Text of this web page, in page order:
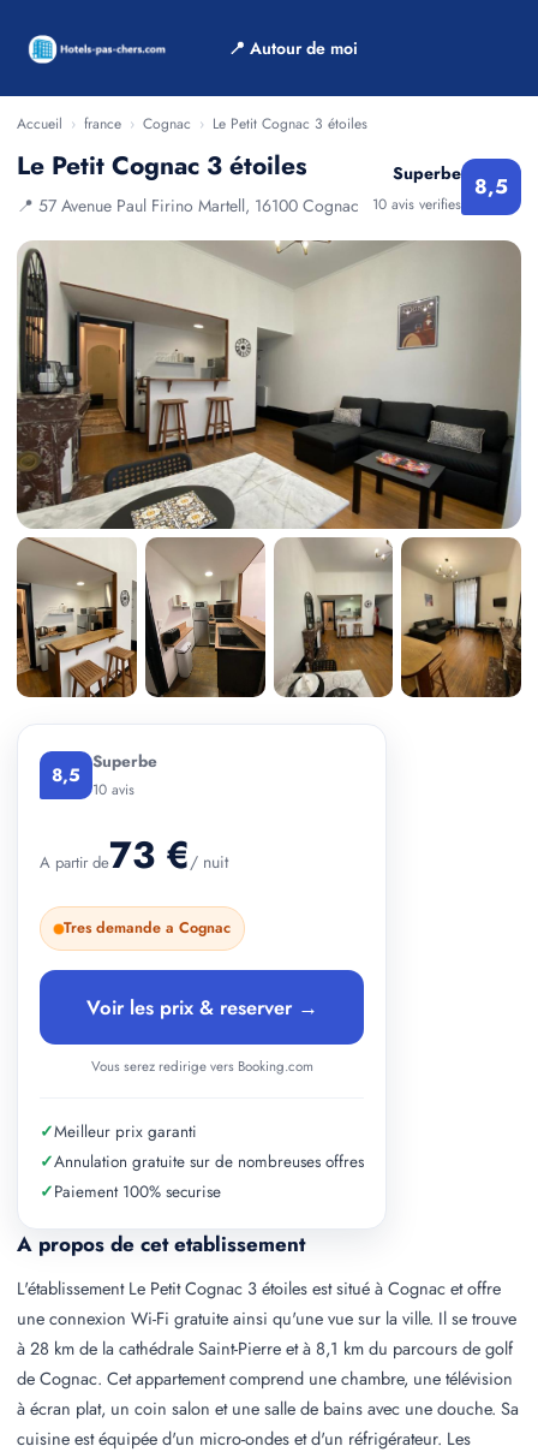
📍 Autour de moi
Accueil › france › Cognac › Le Petit Cognac 3 étoiles
Le Petit Cognac 3 étoiles
📍 57 Avenue Paul Firino Martell, 16100 Cognac
Superbe
10 avis verifies
8,5
A propos de cet etablissement
L'établissement Le Petit Cognac 3 étoiles est situé à Cognac et offre
une connexion Wi-Fi gratuite ainsi qu'une vue sur la ville. Il se trouve
à 28 km de la cathédrale Saint-Pierre et à 8,1 km du parcours de golf
de Cognac. Cet appartement comprend une chambre, une télévision
à écran plat, un coin salon et une salle de bains avec une douche. Sa
cuisine est équipée d'un micro-ondes et d'un réfrigérateur. Les
8,5 Superbe
10 avis
A partir de73 €/ nuit
Tres demande a Cognac
Voir les prix & reserver →
Vous serez redirige vers Booking.com
✓Meilleur prix garanti
✓Annulation gratuite sur de nombreuses offres
✓Paiement 100% securise